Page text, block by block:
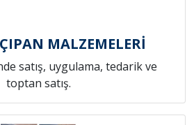
MALZEMELERİ
satış, uygulama, tedarik ve
toptan satış.